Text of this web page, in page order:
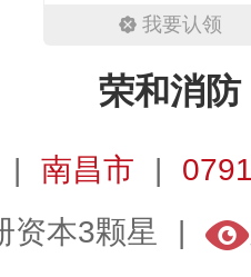
我要认领
荣和消防
南昌市
资本3颗星